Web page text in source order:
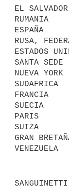
EL
ESPAÑA
RUSA,
ESTADOS
SANTA
NUEVA
SUECIA
PARIS
SUIZA
GRAN